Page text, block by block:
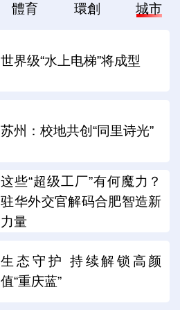
體育 環創 城市
世界级“水上电梯”将成型
苏州：校地共创“同里诗光”
这些“超级工厂”有何魔力？
驻华外交官解码合肥智造新
力量
生态守护 持续解锁高颜
值“重庆蓝”